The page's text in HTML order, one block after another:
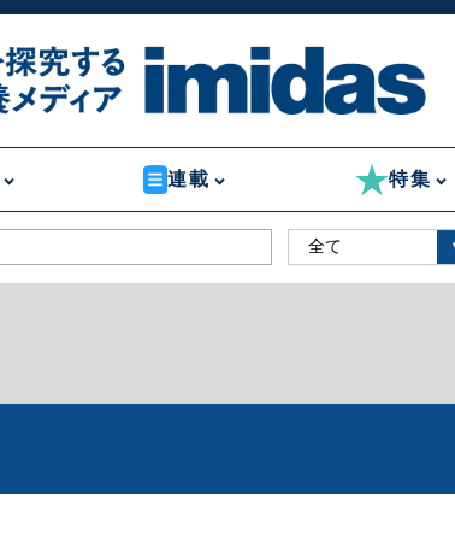
連載 特集